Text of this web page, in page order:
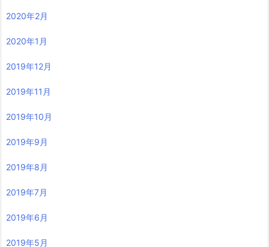
2020年2月
2020年1月
2019年12月
2019年11月
2019年10月
2019年9月
2019年8月
2019年7月
2019年6月
2019年5月